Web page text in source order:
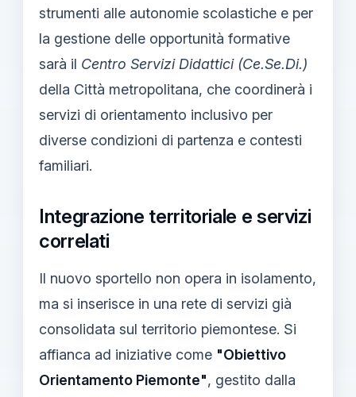
strumenti alle autonomie scolastiche e per
la gestione delle opportunità formative
sarà il Centro Servizi Didattici (Ce.Se.Di.)
della Città metropolitana, che coordinerà i
servizi di orientamento inclusivo per
diverse condizioni di partenza e contesti
familiari.
Integrazione territoriale e servizi
correlati
Il nuovo sportello non opera in isolamento,
ma si inserisce in una rete di servizi già
consolidata sul territorio piemontese. Si
affianca ad iniziative come "Obiettivo
Orientamento Piemonte", gestito dalla